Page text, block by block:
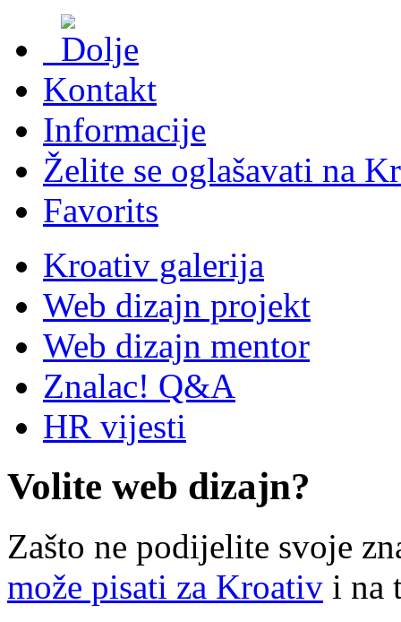
Kontakt
Informacije
Želite se oglašavati na
Favorits
Kroativ galerija
Web dizajn projekt
Web dizajn mentor
Znalac! Q&A
HR vijesti
Volite web dizajn?
Zašto ne podijelite svoje
može pisati za Kroativ i na